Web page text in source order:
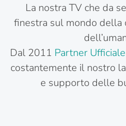
La nostra TV che da
finestra sul mondo della
Dal 2011 Partner
costantemente il nostro
e supporto delle